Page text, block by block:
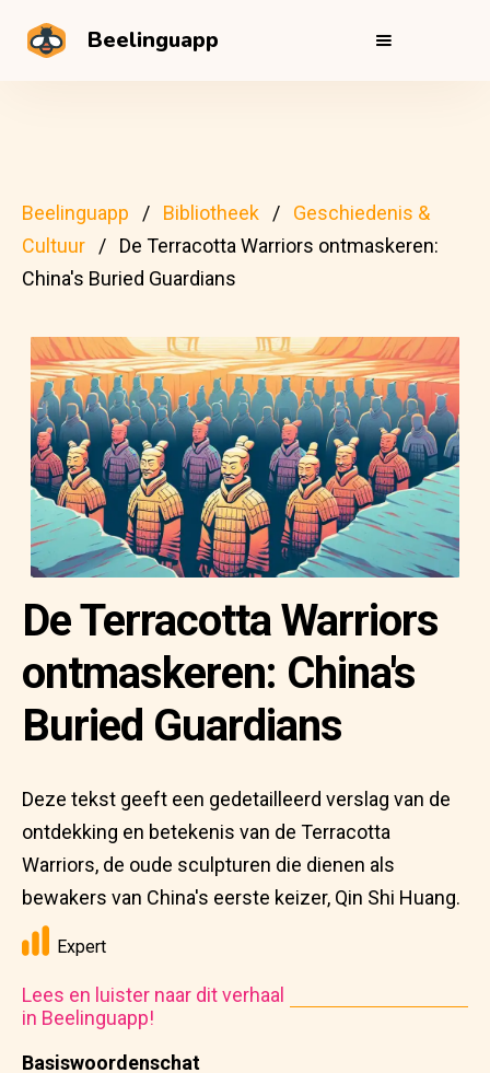
Beelinguapp
Beelinguapp Bibliotheek
Geschiedenis &
Cultuur
De Terracotta Warriors ontmaskeren:
China's Buried Guardians
Basiswoordenschat
De Terracotta Warriors
ontmaskeren: China's
Buried Guardians
Deze tekst geeft een gedetailleerd verslag van de
ontdekking en betekenis van de Terracotta
Warriors, de oude sculpturen die dienen als
bewakers van China's eerste keizer, Qin Shi Huang.
Expert
Lees en luister naar dit verhaal
in Beelinguapp!